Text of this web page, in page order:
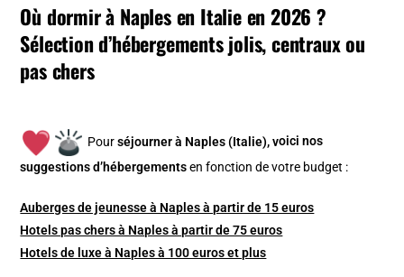
Où dormir à Naples en Italie en 2026 ?
Sélection d’hébergements jolis, centraux ou
pas chers
Pourséjourner à Naples (Italie), voici nos
suggestions d’hébergements en fonction de votre budget :
Auberges de jeunesse à Naples à partir de 15 euros
Hotels pas chers à Naples à partir de 75 euros
Hotels de luxe à Naples à 100 euros et plus